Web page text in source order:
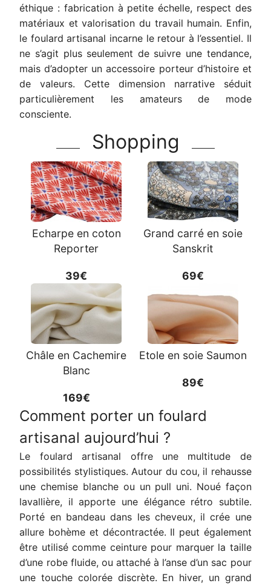
éthique : fabrication à petite échelle, respect des
matériaux et valorisation du travail humain. Enfin,
le foulard artisanal incarne le retour à l’essentiel. Il
ne s’agit plus seulement de suivre une tendance,
mais d’adopter un accessoire porteur d’histoire et
de valeurs. Cette dimension narrative séduit
particulièrement les amateurs de mode
consciente.
Shopping
Echarpe en coton
Reporter
39€
Grand carré en soie
Sanskrit
69€
Châle en Cachemire
Blanc
169€
Etole en soie Saumon
89€
Comment porter un foulard
artisanal aujourd’hui ?
Le foulard artisanal offre une multitude de
possibilités stylistiques. Autour du cou, il rehausse
une chemise blanche ou un pull uni. Noué façon
lavallière, il apporte une élégance rétro subtile.
Porté en bandeau dans les cheveux, il crée une
allure bohème et décontractée. Il peut également
être utilisé comme ceinture pour marquer la taille
d’une robe fluide, ou attaché à l’anse d’un sac pour
une touche colorée discrète. En hiver, un grand